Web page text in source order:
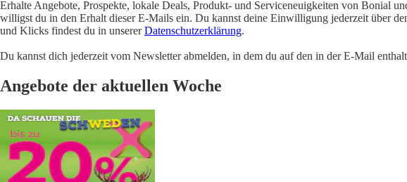
Erhalte Angebote, Prospekte, lokale Deals, Produkt- und Serviceneuigkeiten von Bonial
willigst du in den Erhalt dieser E-Mails ein. Du kannst deine Einwilligung jederzeit über
und Klicks findest du in unsererDatenschutzerklärung.
Du kannst dich jederzeit vom Newsletter abmelden, in dem du auf den in der E-Mail
Angebote der aktuellen Woche